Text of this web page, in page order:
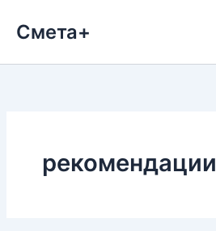
Смета+
рекомендации